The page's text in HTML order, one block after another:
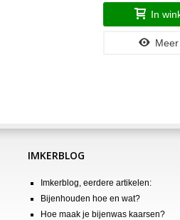
In
IMKERBLOG
Imkerblog, eerdere artikelen:
Bijenhouden hoe en wat?
Hoe maak je bijenwas kaarsen?